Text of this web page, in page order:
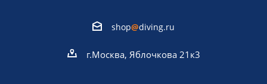
shop@diving.ru
г.Москва, Яблочкова 21к3